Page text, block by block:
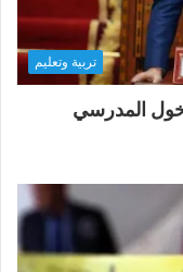
تربية وتعليم
المدرسي